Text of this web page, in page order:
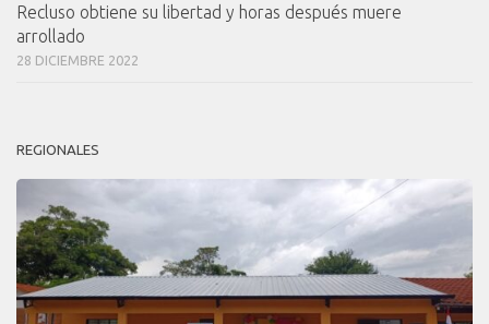
Recluso obtiene su libertad y horas después muere
arrollado
28 DICIEMBRE 2022
REGIONALES